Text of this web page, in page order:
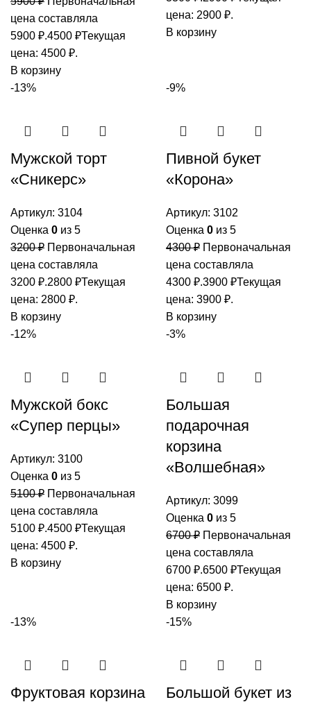
цена составляла
5900 ₽.4500 ₽Текущая
цена: 4500 ₽.
В корзину
цена: 2900 ₽.
В корзину
-13%
Мужской торт
«Сникерс»
Артикул: 3104
Оценка 0 из 5
3200₽ Первоначальная
цена составляла
3200 ₽.2800 ₽Текущая
цена: 2800 ₽.
В корзину
-9%
Пивной букет
«Корона»
Артикул: 3102
Оценка 0 из 5
4300₽ Первоначальная
цена составляла
4300 ₽.3900 ₽Текущая
цена: 3900 ₽.
В корзину
-12%
Мужской бокс
«Супер перцы»
Артикул: 3100
Оценка 0 из 5
5100₽ Первоначальная
цена составляла
5100 ₽.4500 ₽Текущая
цена: 4500 ₽.
В корзину
-3%
Большая
подарочная
корзина
«Волшебная»
Артикул: 3099
Оценка 0 из 5
6700₽ Первоначальная
цена составляла
6700 ₽.6500 ₽Текущая
цена: 6500 ₽.
В корзину
-13%
Фруктовая корзина
-15%
Большой букет из